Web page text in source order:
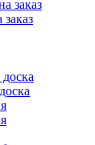
заказ